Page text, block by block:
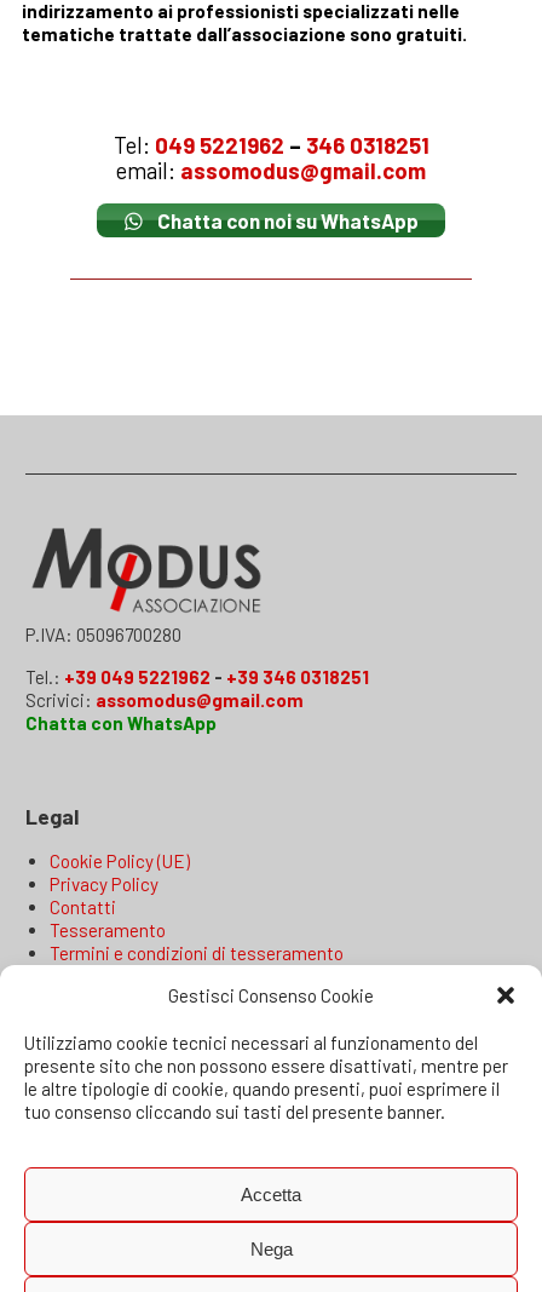
Gestisci Consenso Cookie
Utilizziamo cookie tecnici necessari al funzionamento del
presente sito che non possono essere disattivati, mentre per
le altre tipologie di cookie, quando presenti, puoi esprimere il
tuo consenso cliccando sui tasti del presente banner.
Accetta
Nega
indirizzamento ai professionisti specializzati nelle
tematiche trattate dall’associazione sono gratuiti.
Tel: 049 5221962 – 346 0318251
email: assomodus@gmail.com
Chatta con noi su WhatsApp
P.IVA: 05096700280
Tel.: +39 049 5221962 - +39 346 0318251
Scrivici: assomodus@gmail.com
Chatta con WhatsApp
Legal
Cookie Policy (UE)
Privacy Policy
Contatti
Tesseramento
Termini e condizioni di tesseramento
Convocazione assemblea ordinaria
I NOSTRI CORSI:
© Copyright 2017 - 2026 Associazione Modus